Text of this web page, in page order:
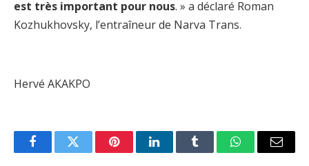
est très important pour nous. » a déclaré Roman
Kozhukhovsky, l’entraîneur de Narva Trans.
Hervé AKAKPO
FacebookTwitter PinterestLinkedInTumblr WhatsAppEmail